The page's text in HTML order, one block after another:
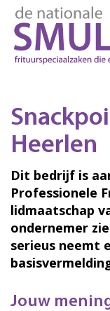
Heerlen
Dit bedrijf is
Professionele
lidmaatschap
ondernemer
serieus neemt
Jouw